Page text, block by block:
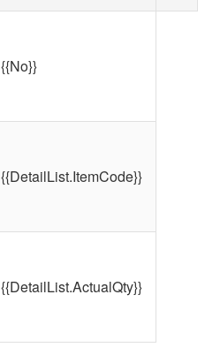
{{No}}
{{DetailList.ItemCode}}
{{DetailList.ActualQty}}